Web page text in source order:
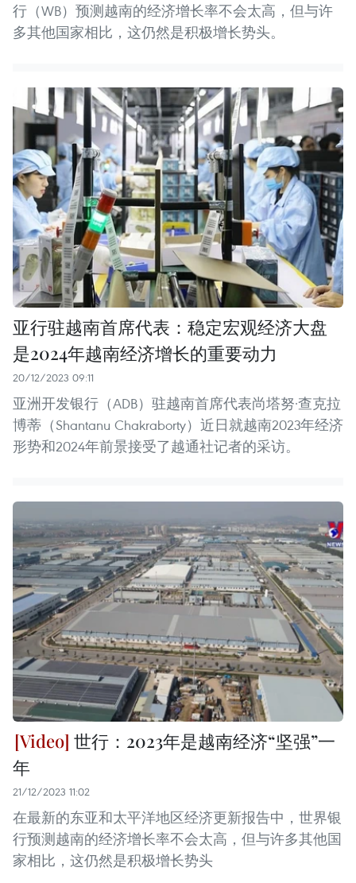
行（WB）预测越南的经济增长率不会太高，但与许
多其他国家相比，这仍然是积极增长势头。
亚行驻越南首席代表：稳定宏观经济大盘
是2024年越南经济增长的重要动力
20/12/2023 09:11
亚洲开发银行（ADB）驻越南首席代表尚塔努·查克拉
博蒂（Shantanu Chakraborty）近日就越南2023年经济
形势和2024年前景接受了越通社记者的采访。
世行：2023年是越南经济“坚强”一
年
21/12/2023 11:02
在最新的东亚和太平洋地区经济更新报告中，世界银
行预测越南的经济增长率不会太高，但与许多其他国
家相比，这仍然是积极增长势头